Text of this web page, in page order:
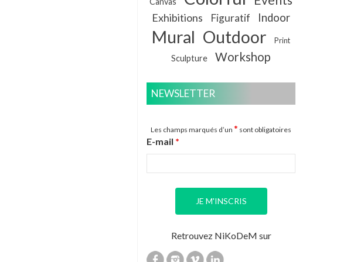
Exhibitions Figuratif Indoor
Mural Outdoor Print
Sculpture Workshop
NEWSLETTER
Les champs marqués d’un * sont obligatoires
E-mail *
Retrouvez NiKoDeM sur